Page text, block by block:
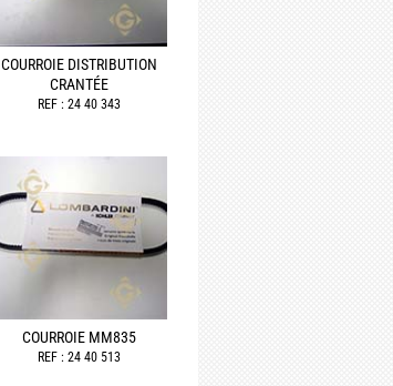
COURROIE DISTRIBUTION
CRANTÉE
REF : 24 40 343
COURROIE MM835
REF : 24 40 513